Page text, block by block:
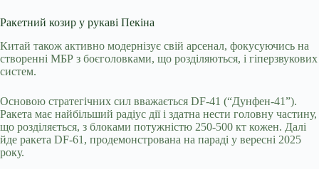
Ракетний козир у рукаві Пекіна
Китай також активно модернізує свій арсенал, фокусуючись на
створенні МБР з боєголовками, що розділяються, і гіперзвукових
систем.
Основою стратегічних сил вважається DF-41 (“Дунфен-41”).
Ракета має найбільший радіус дії і здатна нести головну частину,
що розділяється, з блоками потужністю 250-500 кт кожен. Далі
йде ракета DF-61, продемонстрована на параді у вересні 2025
року.